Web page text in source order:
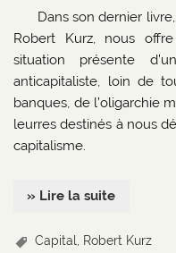
Dans son dernier
Robert Kurz, nous
situation présente
anticapitaliste, loin de
banques, de l’oligarchie
leurres destinés à nous
capitalisme.
» Lire la suite
Capital Robert Kurz